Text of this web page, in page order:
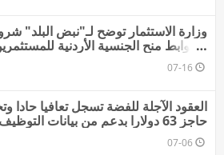
وزارة الاستثمار توضح لـ"نبض البلد"
وضوابط منح الجنسية الأردنية
فيديو07-16
العقود الآجلة للفضة تسجل تعافيا حادا
حاجز 63 دولارا بدعم من بيانات التوظيف
07-06